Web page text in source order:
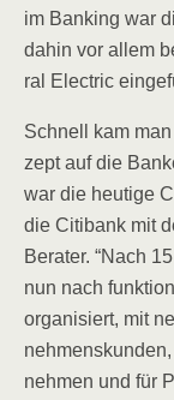
im Ban­king war
dahin vor allem
ral Elec­tric
Schnell kam
zept auf die
war die heu­ti­ge
die Citi­bank mit
Bera­ter. “Nach
nun nach
orga­ni­siert, mit
neh­men und für